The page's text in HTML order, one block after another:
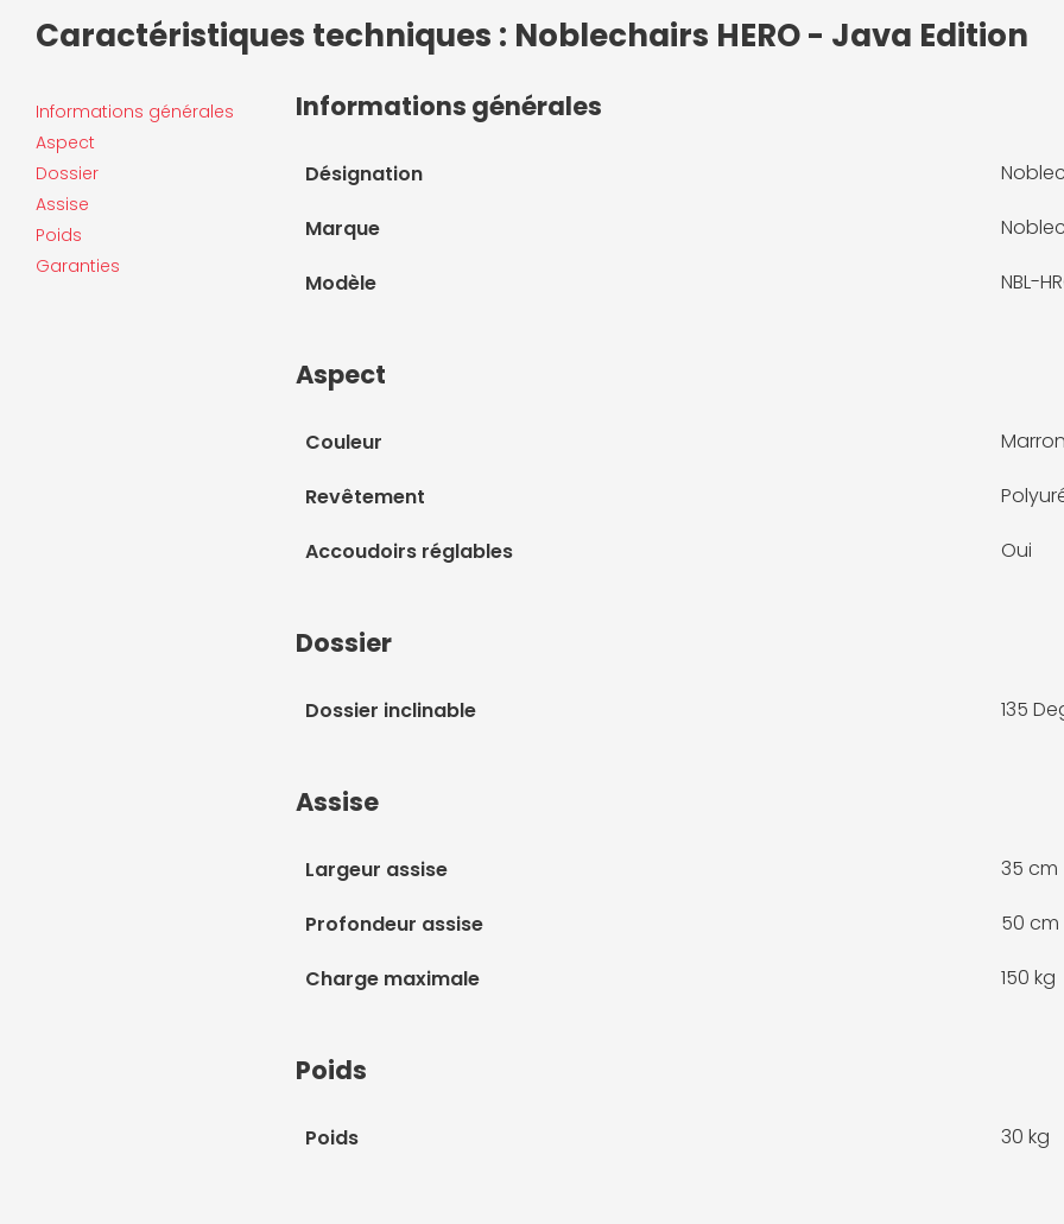
Caractéristiques techniques : Noblechairs HERO - Java Edition
Informations générales
Aspect
Dossier
Assise
Poids
Garanties
Informations générales
Désignation
Marque
Modèle NBL-
Aspect
Couleur Marron
Revêtement
Accoudoirs réglables Oui
Dossier
Dossier inclinable 135
Assise
Largeur assise 35 cm
Profondeur assise 50 cm
Charge maximale 150 kg
Poids
Poids 30 kg